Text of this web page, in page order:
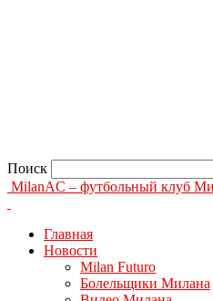
Поиск
MilanAC – футбольный клуб
Главная
Новости
Milan Futuro
Болельщики Милана